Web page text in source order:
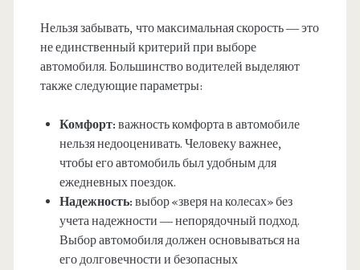
Нельзя забывать, что максимальная скорость — это
не единственный критерий при выборе
автомобиля. Большинство водителей выделяют
также следующие параметры:
Комфорт: важность комфорта в автомобиле
нельзя недооценивать. Человеку важнее,
чтобы его автомобиль был удобным для
ежедневных поездок.
Надежность: выбор «зверя на колесах» без
учета надежности — непорядочный подход.
Выбор автомобиля должен основываться на
его долговечности и безопасных